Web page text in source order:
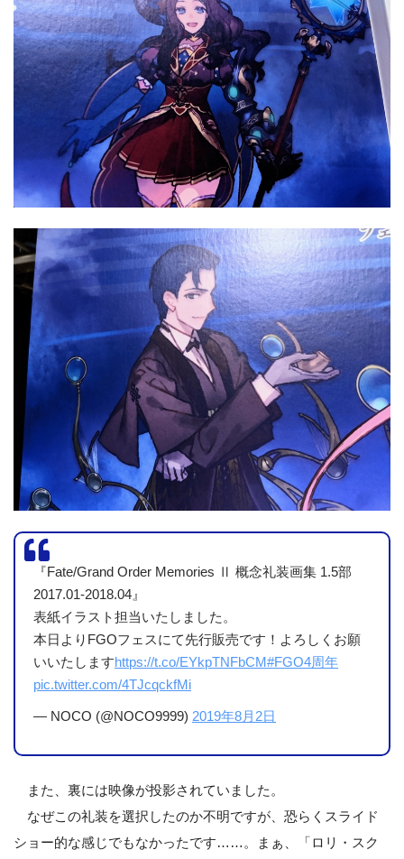
『Fate/Grand Order Memories Ⅱ 概念礼装画集 1.5部
2017.01-2018.04』
表紙イラスト担当いたしました。
本日よりFGOフェスにて先行販売です！よろしくお願
いいたしますhttps://t.co/EYkpTNFbCM#FGO4周年
pic.twitter.com/4TJcqckfMi
— NOCO (@NOCO9999) 2019年8月2日
また、裏には映像が投影されていました。
なぜこの礼装を選択したのか不明ですが、恐らくスライド
ショー的な感じでもなかったです……。まぁ、「ロリ・スク